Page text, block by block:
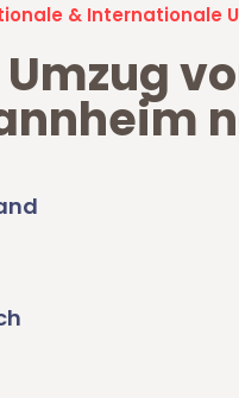
& Internationale
Umzug